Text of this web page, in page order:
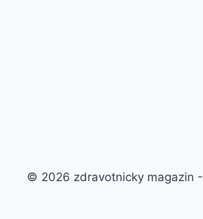
© 2026 zdravotnicky magazin -